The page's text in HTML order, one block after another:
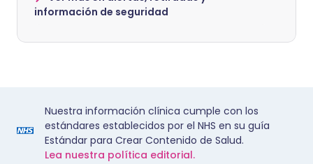
información de seguridad
Nuestra información clínica cumple con los
estándares establecidos por el NHS en su guía
Estándar para Crear Contenido de Salud.
Lea nuestra política editorial.